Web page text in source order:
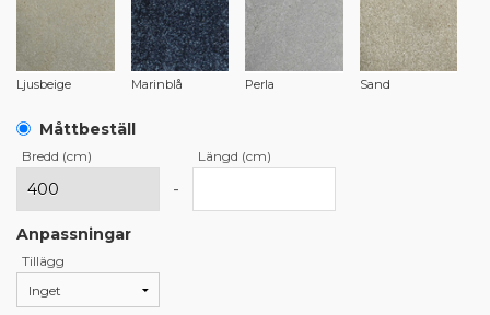
Ljusbeige Marinblå Perla Sand
Måttbeställ
Bredd (cm)
-
Längd (cm)
Anpassningar
Tillägg